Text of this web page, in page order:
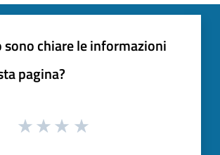
sono chiare le informazioni
pagina?